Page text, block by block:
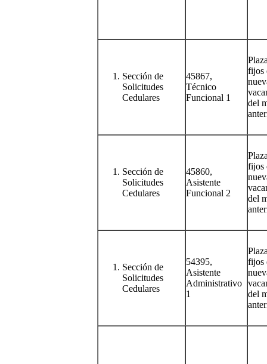
Sección de
Solicitudes
Cedulares
45867,
Técnico
Funcional 1
fijos
del
Sección de
Solicitudes
Cedulares
45860,
Asistente
Funcional 2
fijos
del
Sección de
Solicitudes
Cedulares
54395,
Asistente
Administrativo
1
fijos
del